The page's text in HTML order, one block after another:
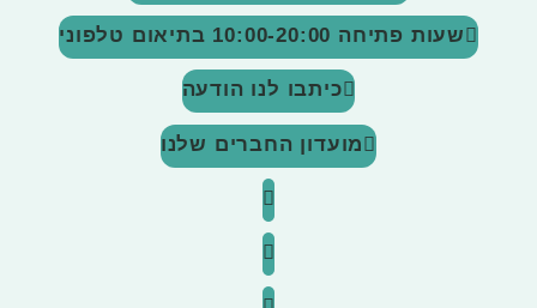
שעות פתיחה 10:00-20:00 בתיאום טלפוני
כיתבו לנו הודעה
מועדון החברים שלנו